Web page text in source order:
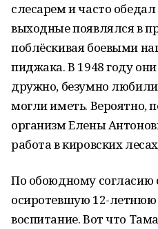
слесарем и часто обедал
выходные появлялся в
поблёскивая боевыми
пиджака. В 1948 году
дружно, безумно любили
могли иметь. Вероятно,
организм Елены
работа в кировских
По обоюдному согласию
осиротевшую 12-
воспитание. Вот что